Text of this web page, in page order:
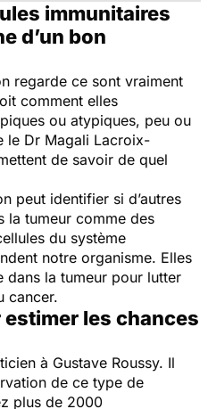
immunitaires
d’un bon
regarde ce sont vraiment
comment elles
ou atypiques, peu ou
le Dr Magali Lacroix-
de savoir de quel
peut identifier si d’autres
la tumeur comme des
du système
notre organisme. Elles
la tumeur pour lutter
cancer.
les chances
à Gustave Roussy. Il
de ce type de
plus de 2000